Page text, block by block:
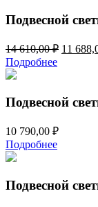
Подвесной
14 610,00₽
610,00
11
Подробнее
Подвесной
10 790,00 ₽
Подробнее
Подвесной